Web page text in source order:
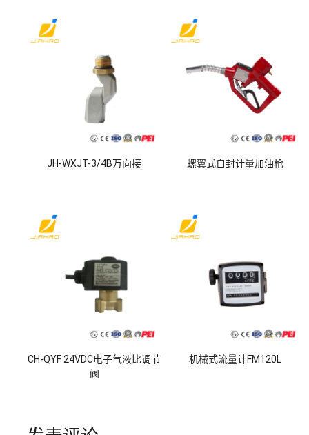
JH-WXJT-3/4B万向接 螺翼式自封计量加油枪
CH-QYF 24VDC电子气液比调节
阀
机械式流量计FM120L